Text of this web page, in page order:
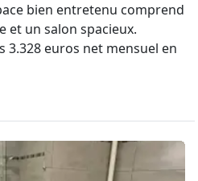
bien entretenu comprend
et un salon spacieux.
3.328 euros net mensuel en